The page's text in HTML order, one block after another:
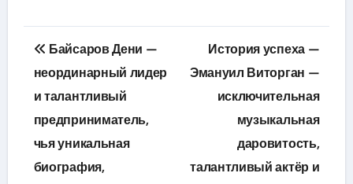
Навигация
по
записям
Байсаров Дени —
неординарный лидер
и талантливый
предприниматель,
чья уникальная
биография,
История успеха —
Эмануил Виторган —
исключительная
музыкальная
даровитость,
талантливый актёр и